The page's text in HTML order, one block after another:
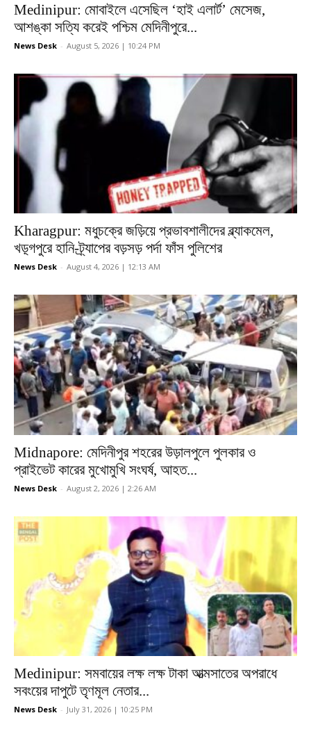
Medinipur: মোবাইলে এসেছিল ‘হাই এলার্ট’ মেসেজ,
আশঙ্কা সত্যি করেই পশ্চিম মেদিনীপুরে...
News Desk - August 5, 2026 | 10:24 PM
Kharagpur: মধুচক্রে জড়িয়ে প্রভাবশালীদের ব্ল্যাকমেল,
খড়্গপুরে হানি-ট্র্যাপের বড়সড় পর্দা ফাঁস পুলিশের
News Desk - August 4, 2026 | 12:13 AM
Midnapore: মেদিনীপুর শহরের উড়ালপুলে পুলকার ও
প্রাইভেট কারের মুখোমুখি সংঘর্ষ, আহত...
News Desk - August 2, 2026 | 2:26 AM
Medinipur: সমবায়ের লক্ষ লক্ষ টাকা আত্মসাতের অপরাধে
সবংয়ের দাপুটে তৃণমূল নেতার...
News Desk - July 31, 2026 | 10:25 PM